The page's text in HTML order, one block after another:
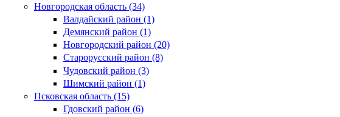
Новгородская область (34)
Валдайский район (1)
Демянский район (1)
Новгородский район (20)
Старорусский район (8)
Чудовский район (3)
Шимский район (1)
Псковская область (15)
Гдовский район (6)